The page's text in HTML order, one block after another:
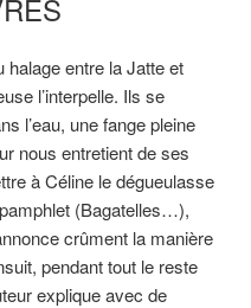
halage entre la Jatte et
l’interpelle. Ils se
l’eau, une fange pleine
nous entretient de ses
à Céline le dégueulasse
(Bagatelles…),
crûment la manière
pendant tout le reste
explique avec de